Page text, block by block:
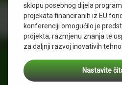
sklopu posebnog dijela
projekata financiranih iz EU
konferenciji omogućilo je
projekta, razmjenu znanja te
za daljnji razvoj inovativih
Nastavite